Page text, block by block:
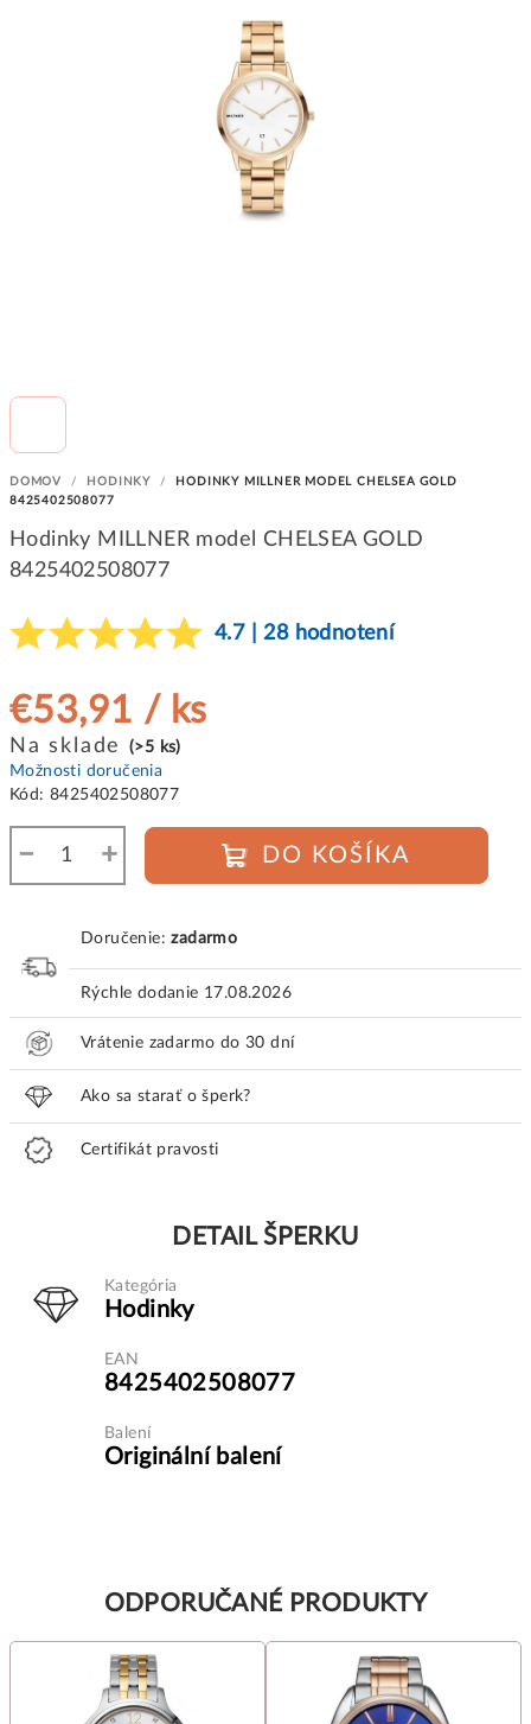
DOMOV / HODINKY /
HODINKY MILLNER MODEL CHELSEA GOLD
8425402508077
Hodinky MILLNER model CHELSEA GOLD
8425402508077
4.7 | 28 hodnotení
€53,91 / ks
Jednotková
cena:
Na sklade
(>5 ks)
Možnosti doručenia
Kód: 8425402508077
+
− DO KOŠÍKA
Doručenie:zadarmo
Rýchle dodanie 17.08.2026
Vrátenie zadarmo do 30 dní
Ako sa starať o šperk?
Certifikát pravosti
DETAIL ŠPERKU
Kategória
Hodinky
EAN
8425402508077
Balení
Originální balení
ODPORUČANÉ PRODUKTY